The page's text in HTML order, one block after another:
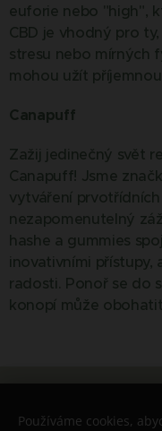
euforie nebo "high",
CBD je vhodný pro
stresu nebo mírných
mohou užít
Canapuff
Zažij jedinečný svět
Canapuff! Jsme
vytváření
nezapomenutelný
hashe a gummies
inovativními
radosti. Ponoř se do
konopí může
Používáme cookies,